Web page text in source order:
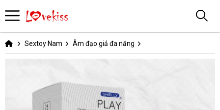
Sextoy Nam Âm đạo giả đa năng